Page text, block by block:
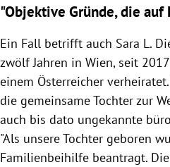
"Objektive Gründe, die auf
Ein Fall betrifft auch Sara L.
zwölf Jahren in Wien, seit
einem Österreicher
die gemeinsame Tochter zur
auch bis dato ungekannte
"Als unsere Tochter geboren
Familienbeihilfe beantragt.